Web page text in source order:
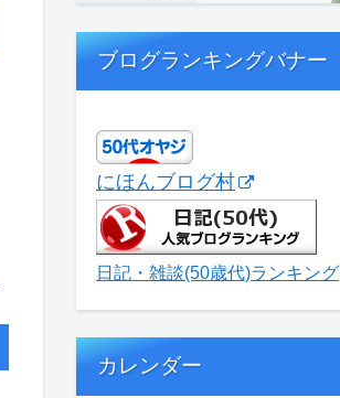
ブログランキングバナー
にほんブログ村
日記・雑談(50歳代)ランキング
カレンダー